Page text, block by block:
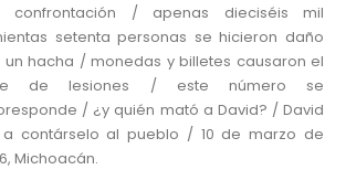
confrontación / apenas dieciséis mil
setenta personas se hicieron daño
un hacha / monedas y billetes causaron el
de lesiones / este número se
/ ¿y quién mató a David? / David
contárselo al pueblo / 10 de marzo de
Michoacán.